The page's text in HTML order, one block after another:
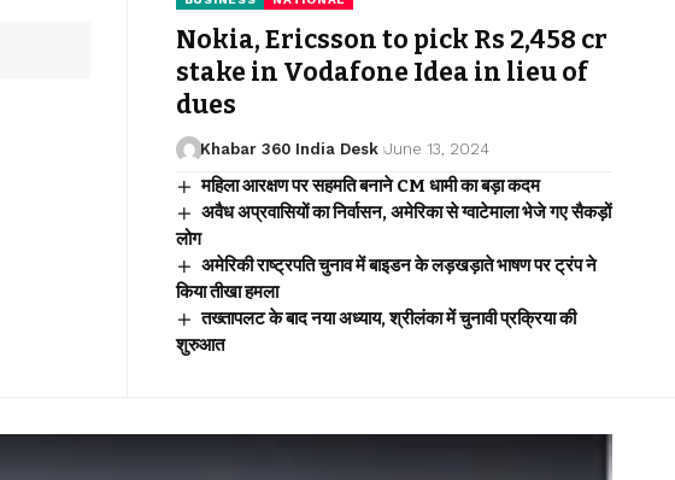
Nokia, Ericsson to pick Rs 2,458 cr
stake in Vodafone Idea in lieu of
dues
Khabar 360 India Desk June 13, 2024
महिला आरक्षण पर सहमति बनाने CM धामी का बड़ा कदम
अवैध अप्रवासियों का निर्वासन, अमेरिका से ग्वाटेमाला भेजे गए सैकड़ों
लोग
अमेरिकी राष्ट्रपति चुनाव में बाइडन के लड़खड़ाते भाषण पर ट्रंप ने
किया तीखा हमला
तख्तापलट के बाद नया अध्याय, श्रीलंका में चुनावी प्रक्रिया की
शुरुआत